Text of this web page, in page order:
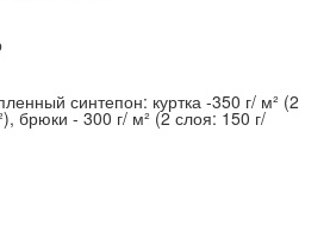
синтепон: куртка -350 г/ м² (2
брюки - 300 г/ м² (2 слоя: 150 г/